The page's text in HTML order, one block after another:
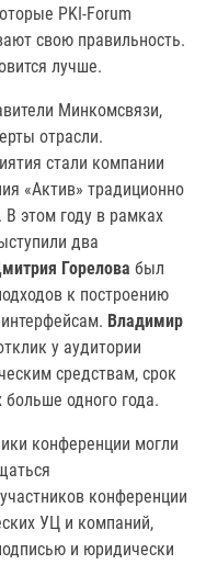
PKI-Forum
свою правильность.
лучше.
Минкомсвязи,
отрасли.
стали компании
«Актив» традиционно
этом году в рамках
два
Горелова был
к построению
Владимир
у аудитории
средствам, срок
одного года.
конференции могли
конференции
УЦ и компаний,
и юридически